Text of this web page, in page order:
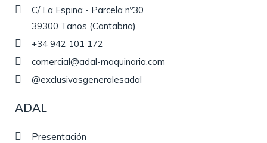
C/ La Espina - Parcela nº30
39300 Tanos (Cantabria)
+34 942 101 172
comercial@adal-maquinaria.com
@exclusivasgeneralesadal
ADAL
Presentación